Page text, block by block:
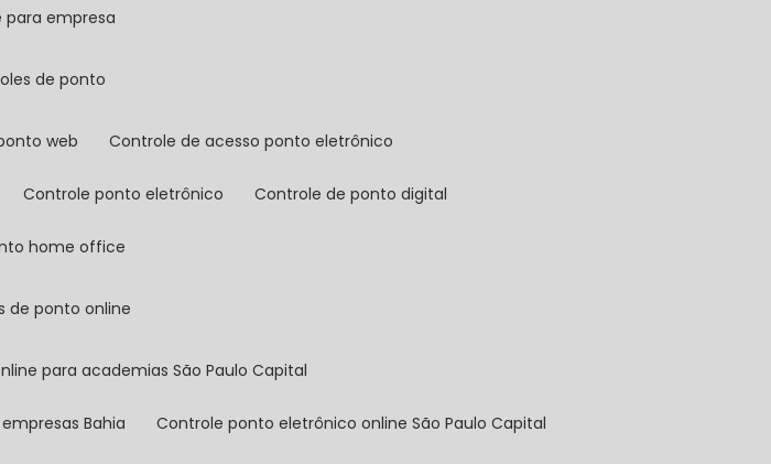
para empresa
de ponto
web controle de acesso ponto eletrônico
controle ponto eletrônico controle de ponto digital
home office
de ponto online
para academias São Paulo Capital
Bahia controle ponto eletrônico online São Paulo Capital